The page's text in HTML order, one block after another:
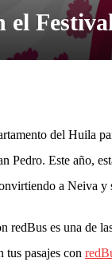
el
del Huila
Pedro. Este año,
a Neiva y
redBus es una de
tus pasajes con